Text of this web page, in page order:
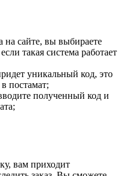
на сайте, вы выбираете
такая система работает
уникальный код, это
постамат;
полученный код и
вам приходит